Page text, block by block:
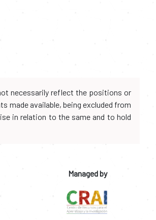
necessarily reflect the positions or
made available, being excluded from
in relation to the same and to hold
Managed by